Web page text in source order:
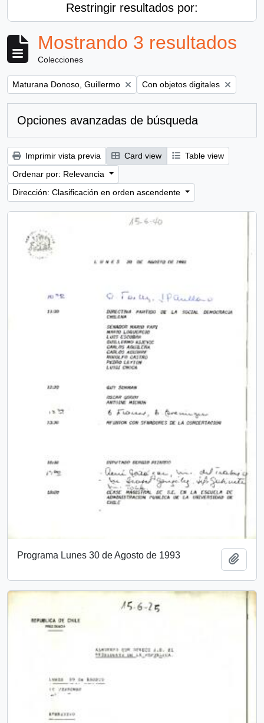
Restringir resultados por:
Mostrando 3 resultados
Colecciones
Remove filter:
Maturana Donoso, Guillermo Remove filter:
Con objetos digitales
Opciones avanzadas de búsqueda
Imprimir vista previa Card view
Table view
Ordenar por: Relevancia
Dirección: Clasificación en orden ascendente
Programa Lunes 30 de Agosto de 1993